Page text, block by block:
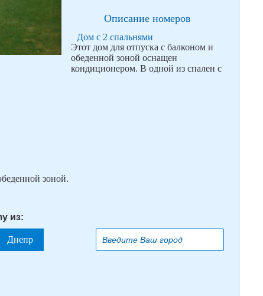
Описание номеров
Дом с 2 спальнями
Этот дом для отпуска с балконом и
обеденной зоной оснащен
кондиционером. В одной из спален с
зоной.
из:
Днепр